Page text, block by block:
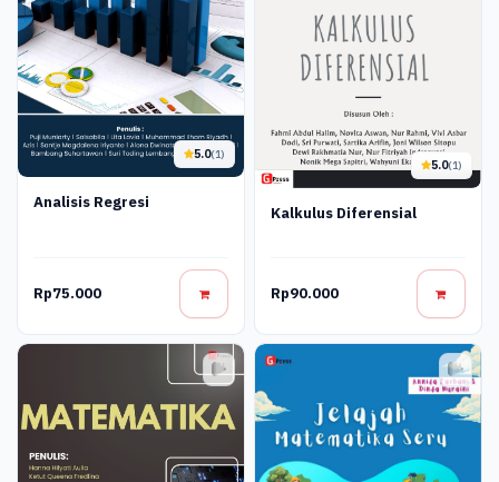
5.0(1)
Analisis Regresi
Rp75.000
5.0(1)
Kalkulus Diferensial
Rp90.000